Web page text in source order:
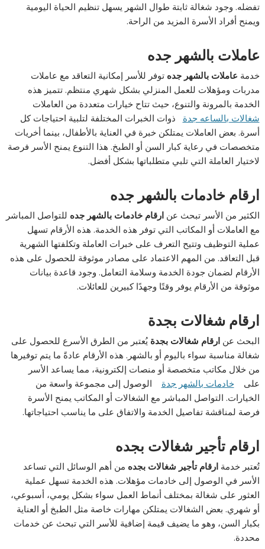
تفضله. وجود شغالة ثابتة طوال الشهر يسهل تنظيم الحياة اليومية
ويمنح أفراد الأسرة المزيد من الراحة.
عاملات بالشهر جده
خدمة عاملات بالشهر جده توفر للأسر إمكانية التعاقد مع عاملات
مدربات ومؤهلات للعمل المنزلي بشكل شهري منتظم. تتميز هذه
الخدمة بالمرونة والتنوع، حيث تتاح خيارات متعددة من العاملات
شغالات بالساعه جدة ذوات الخبرات المختلفة لتلبية احتياجات كل
أسرة. بعض العاملات يمتلكن خبرة في العناية بالأطفال، بينما أخريات
متخصصات في رعاية كبار السن أو الطبخ. هذا التنوع يمنح الأسر فرصة
لاختيار العاملة التي تلبي متطلباتها بشكل أفضل.
ارقام خادمات بالشهر جده
الكثير من الأسر تبحث عنارقام خادمات بالشهر جده للتواصل المباشر
مع العاملات أو المكاتب التي توفر هذه الخدمة. هذه الأرقام تسهل
عملية التوظيف وتتيح التعرف على خبرات العاملة وتكلفتها الشهرية
قبل التعاقد. من المهم الاعتماد على مصادر موثوقة للحصول على هذه
الأرقام لضمان جودة الخدمة وسلامة التعامل. وجود قاعدة بيانات
موثوقة من الأرقام يوفر وقتًا وجهدًا كبيرين للعائلات.
ارقام شغالات بجدة
البحث عنارقام شغالات بجدة يُعتبر من الطرق الأسرع للحصول على
شغالة مناسبة سواء باليوم أو بالشهر. هذه الأرقام عادةً ما يتم توفيرها
من خلال مكاتب متخصصة أو منصات إلكترونية، مما يساعد الأسر
علىخادمات بالشهر جدة الوصول إلى مجموعة واسعة من
الخيارات. التواصل المباشر مع الشغالات أو المكاتب يمنح الأسرة
فرصة لمناقشة تفاصيل الخدمة والاتفاق على ما يناسب احتياجاتها.
ارقام تأجير شغالات بجده
تُعتبر خدمةارقام تأجير شغالات بجده من أهم الوسائل التي تساعد
الأسر في الوصول إلى خادمات مؤهلات. هذه الخدمة تسهل عملية
العثور على شغالة بمختلف أنماط العمل سواء بشكل يومي، أسبوعي،
أو شهري. بعض الشغالات يمتلكن مهارات خاصة مثل الطبخ أو العناية
بكبار السن، وهو ما يضيف قيمة إضافية للأسر التي تبحث عن خدمات
محددة.